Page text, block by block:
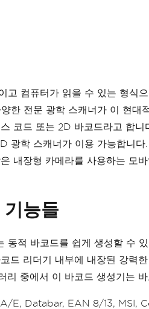
고 컴퓨터가 읽을 수 있는 형식
한 전문 광학 스캐너가 이 현대
코드 또는 2D 바코드라고 합
광학 스캐너가 이용 가능합니
내장형 카메라를 사용하는 모
능들
동적 바코드를 쉽게 생성할 수
드 리더기 내부에 내장된 강력
리 중에서 이 바코드 생성기는
E, Databar, EAN 8/13, MSI,